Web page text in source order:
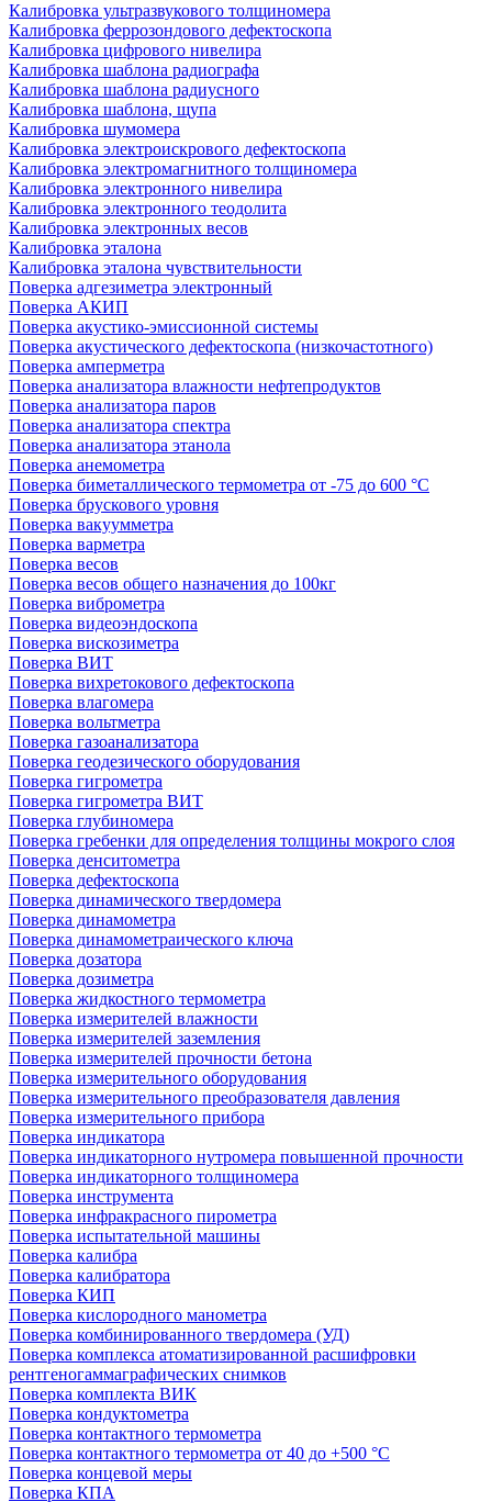
Калибровка ультразвукового толщиномера
Калибровка феррозондового дефектоскопа
Калибровка цифрового нивелира
Калибровка шаблона радиографа
Калибровка шаблона радиусного
Калибровка шаблона, щупа
Калибровка шумомера
Калибровка электроискрового дефектоскопа
Калибровка электромагнитного толщиномера
Калибровка электронного нивелира
Калибровка электронного теодолита
Калибровка электронных весов
Калибровка эталона
Калибровка эталона чувствительности
Поверка адгезиметра электронный
Поверка АКИП
Поверка акустико-эмиссионной системы
Поверка акустического дефектоскопа (низкочастотного)
Поверка амперметра
Поверка анализатора влажности нефтепродуктов
Поверка анализатора паров
Поверка анализатора спектра
Поверка анализатора этанола
Поверка анемометра
Поверка биметаллического термометра от -75 до 600 °С
Поверка брускового уровня
Поверка вакуумметра
Поверка варметра
Поверка весов
Поверка весов общего назначения до 100кг
Поверка виброметра
Поверка видеоэндоскопа
Поверка вискозиметра
Поверка ВИТ
Поверка вихретокового дефектоскопа
Поверка влагомера
Поверка вольтметра
Поверка газоанализатора
Поверка геодезического оборудования
Поверка гигрометра
Поверка гигрометра ВИТ
Поверка глубиномера
Поверка гребенки для определения толщины мокрого слоя
Поверка денситометра
Поверка дефектоскопа
Поверка динамического твердомера
Поверка динамометра
Поверка динамометраического ключа
Поверка дозатора
Поверка дозиметра
Поверка жидкостного термометра
Поверка измерителей влажности
Поверка измерителей заземления
Поверка измерителей прочности бетона
Поверка измерительного оборудования
Поверка измерительного преобразователя давления
Поверка измерительного прибора
Поверка индикатора
Поверка индикаторного нутромера повышенной прочности
Поверка индикаторного толщиномера
Поверка инструмента
Поверка инфракрасного пирометра
Поверка испытательной машины
Поверка калибра
Поверка калибратора
Поверка КИП
Поверка кислородного манометра
Поверка комбинированного твердомера (УД)
Поверка комплекса атоматизированной расшифровки
рентгеногаммаграфических снимков
Поверка комплекта ВИК
Поверка кондуктометра
Поверка контактного термометра
Поверка контактного термометра от 40 до +500 °С
Поверка концевой меры
Поверка КПА